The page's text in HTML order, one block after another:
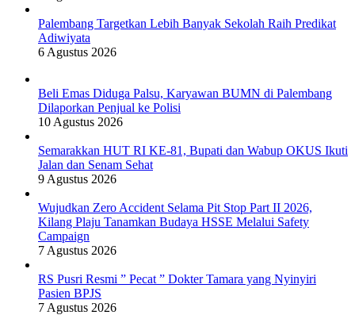
Palembang Targetkan Lebih Banyak Sekolah Raih Predikat
Adiwiyata
6 Agustus 2026
Beli Emas Diduga Palsu, Karyawan BUMN di Palembang
Dilaporkan Penjual ke Polisi
10 Agustus 2026
Semarakkan HUT RI KE-81, Bupati dan Wabup OKUS Ikuti
Jalan dan Senam Sehat
9 Agustus 2026
Wujudkan Zero Accident Selama Pit Stop Part II 2026,
Kilang Plaju Tanamkan Budaya HSSE Melalui Safety
Campaign
7 Agustus 2026
RS Pusri Resmi ” Pecat ” Dokter Tamara yang Nyinyiri
Pasien BPJS
7 Agustus 2026